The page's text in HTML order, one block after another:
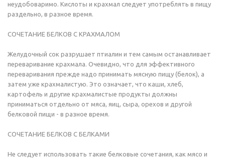
неудобоваримо. Кислоты и крахмал следует употреблять в пищу
раздельно, в разное время.
СОЧЕТАНИЕ БЕЛКОВ С КРАХМАЛОМ
Желудочный сок разрушает птиалин и тем самым останавливает
переваривание крахмала. Очевидно, что для эффективного
переваривания прежде надо принимать мясную пищу (белок), а
затем уже крахмалистую. Это означает, что каши, хлеб,
картофель и другие крахмалистые продукты должны
приниматься отдельно от мяса, яиц, сыра, орехов и другой
белковой пищи - в разное время.
СОЧЕТАНИЕ БЕЛКОВ С БЕЛКАМИ
Не следует использовать такие белковые сочетания, как мясо и